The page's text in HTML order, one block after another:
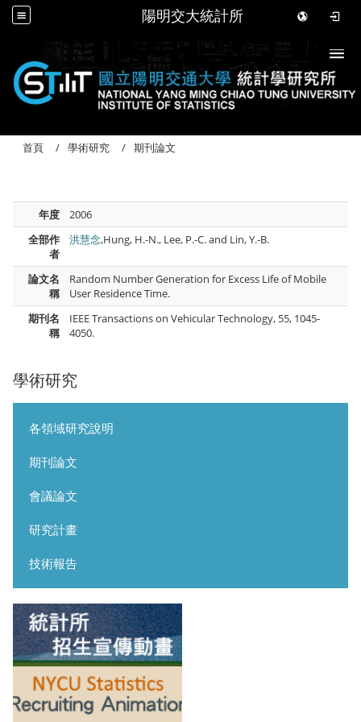
陽明交大統計所
學術研究
各領域研究說明
期刊論文
會議論文
研究計畫
技術報告
首頁 學術研究 期刊論文
年度
2006
全部作
者
洪慧念,Hung, H.-N., Lee, P.-C. and Lin, Y.-B.
論文名
稱
Random Number Generation for Excess Life of Mobile
User Residence Time.
期刊名
稱
IEEE Transactions on Vehicular Technology, 55, 1045-
4050.